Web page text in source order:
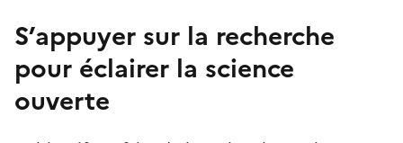
S’appuyer sur la recherche
pour éclairer la science
ouverte